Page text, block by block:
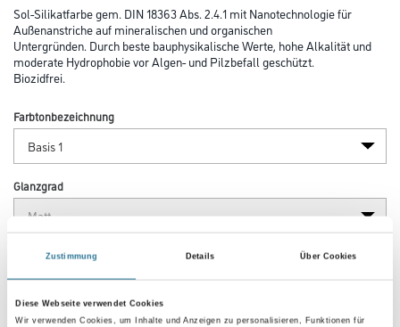
Zustimmung Details Über Cookies
Diese Webseite verwendet Cookies
Wir verwenden Cookies, um Inhalte und Anzeigen zu personalisieren, Funktionen für
Sol-Silikatfarbe gem. DIN 18363 Abs. 2.4.1 mit Nanotechnologie für
Außenanstriche auf mineralischen und organischen
Untergründen. Durch beste bauphysikalische Werte, hohe Alkalität und
moderate Hydrophobie vor Algen- und Pilzbefall geschützt.
Biozidfrei.
Farbtonbezeichnung
Glanzgrad
Gebinde